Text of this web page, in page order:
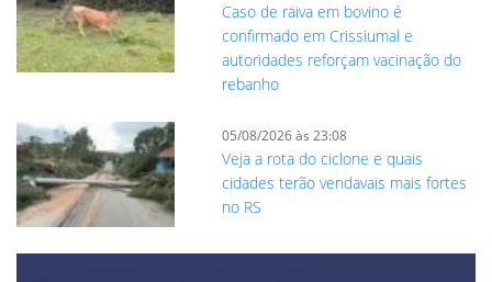
Caso de raiva em bovino é
confirmado em Crissiumal e
autoridades reforçam vacinação do
rebanho
05/08/2026 às 23:08
Veja a rota do ciclone e quais
cidades terão vendavais mais fortes
no RS